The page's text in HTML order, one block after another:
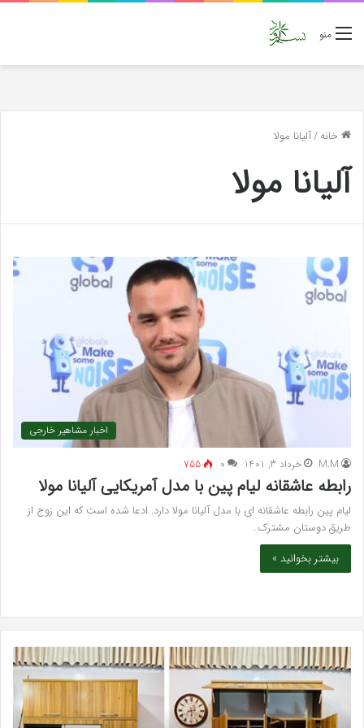
منو
خانه/آلیانا مولا
آلیانا مولا
اخبار مشاهیر خارجی
M.M خرداد 3, 1401 ۰ 755
رابطه عاشقانه لیام پین با مدل آمریکایی آلیانا مولا
لیام پین رابطه عاشقانه ای با مدل آلیانا مولا دارد. ادعا شده است که این زوج از
طریق دوستان مشترک…
بیشتر بخوانید »
خرید
مدل
دیواری
شیک
در